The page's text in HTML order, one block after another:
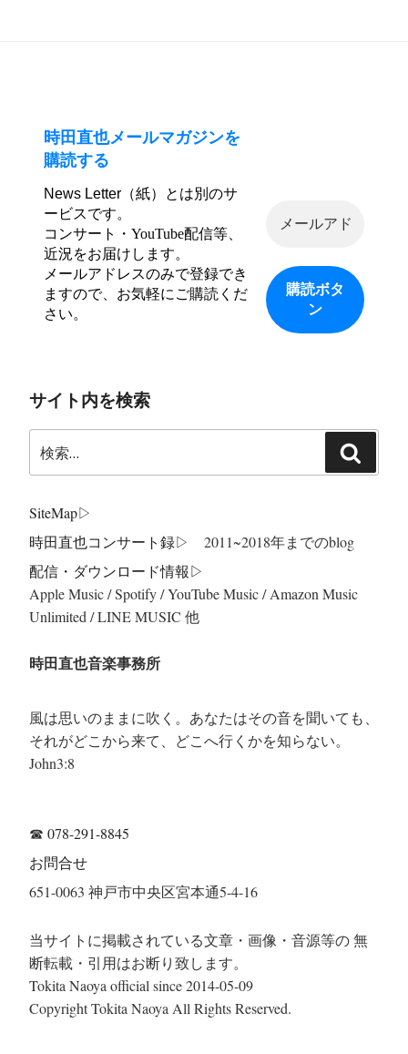
時田直也メールマガジンを
購読する
News Letter（紙）とは別のサ
ービスです。
コンサート・YouTube配信等、
近況をお届けします。
メールアドレスのみで登録でき
ますので、お気軽にご購読くだ
さい。
サイト内を検索
索:
索
SiteMap▷
時田直也コンサート録▷ 2011~2018年までのblog
配信・ダウンロード情報▷
Apple Music / Spotify / YouTube Music / Amazon Music
Unlimited / LINE MUSIC 他
時田直也音楽事務所
風は思いのままに吹く。あなたはその音を聞いても、
それがどこから来て、どこへ行くかを知らない。
John3:8
☎ 078-291-8845
お問合せ
651-0063 神戸市中央区宮本通5-4-16
当サイトに掲載されている文章・画像・音源等の 無
断転載・引用はお断り致します。
Tokita Naoya official since 2014-05-09
Copyright Tokita Naoya All Rights Reserved.